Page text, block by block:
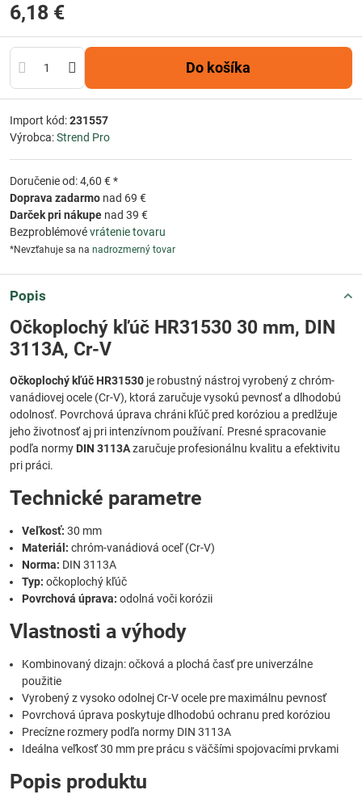
6,18 €
Do košíka
Import kód:231557
Výrobca:Strend Pro
Doručenie od: 4,60 € *
Doprava zadarmo nad 69 €
Darček pri nákupe nad 39 €
Bezproblémovévrátenie tovaru
*Nevzťahuje sa na nadrozmerný tovar
Popis
Očkoplochý kľúč HR31530 30 mm, DIN
3113A, Cr-V
Očkoplochý kľúč HR31530 je robustný nástroj vyrobený z chróm-
vanádiovej ocele (Cr-V), ktorá zaručuje vysokú pevnosť a dlhodobú
odolnosť. Povrchová úprava chráni kľúč pred koróziou a predlžuje
jeho životnosť aj pri intenzívnom používaní. Presné spracovanie
podľa normy DIN 3113Azaručuje profesionálnu kvalitu a efektivitu
pri práci.
Technické parametre
Veľkosť: 30 mm
Materiál: chróm-vanádiová oceľ (Cr-V)
Norma: DIN 3113A
Typ: očkoplochý kľúč
Povrchová úprava: odolná voči korózii
Vlastnosti a výhody
Kombinovaný dizajn: očková a plochá časť pre univerzálne
použitie
Vyrobený z vysoko odolnej Cr-V ocele pre maximálnu pevnosť
Povrchová úprava poskytuje dlhodobú ochranu pred koróziou
Precízne rozmery podľa normy DIN 3113A
Ideálna veľkosť 30 mm pre prácu s väčšími spojovacími prvkami
Popis produktu